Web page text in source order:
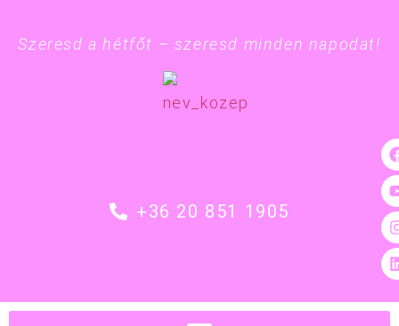
Szeresd a hétfőt – szeresd minden napodat!
+36 20 851 1905